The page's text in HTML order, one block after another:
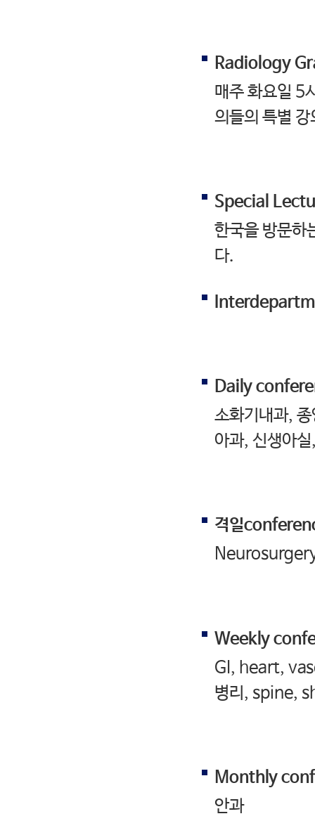
Radiology
매주 화요일 5
의들의 특별
Special
한국을 방문하
다.
Daily
소화기내과,
아과, 신생아
격일
Weekly
GI, heart,
병리, spine,
Monthly
안과